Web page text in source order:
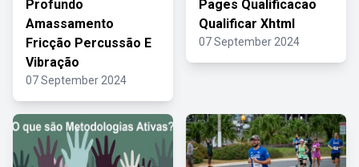
Profundo
Amassamento
Fricção Percussão E
Vibração
07 September 2024
Pages Qualificacao
Qualificar Xhtml
07 September 2024